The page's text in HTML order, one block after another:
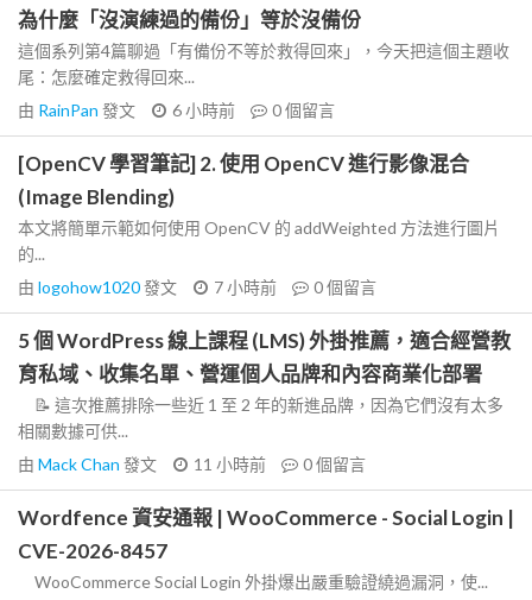
為什麼「沒演練過的備份」等於沒備份
這個系列第4篇聊過「有備份不等於救得回來」，今天把這個主題收
尾：怎麼確定救得回來...
由 RainPan 發文 6 小時前 0個留言
[OpenCV 學習筆記] 2. 使用 OpenCV 進行影像混合
(Image Blending)
本文將簡單示範如何使用 OpenCV 的 addWeighted 方法進行圖片
的...
由 logohow1020發文 7 小時前 0個留言
5 個 WordPress 線上課程 (LMS) 外掛推薦，適合經營教
育私域、收集名單、營運個人品牌和內容商業化部署
📝 這次推薦排除一些近 1 至 2 年的新進品牌，因為它們沒有太多
相關數據可供...
由 Mack Chan 發文 11 小時前 0個留言
Wordfence 資安通報 | WooCommerce - Social Login |
CVE-2026-8457
WooCommerce Social Login 外掛爆出嚴重驗證繞過漏洞，使...